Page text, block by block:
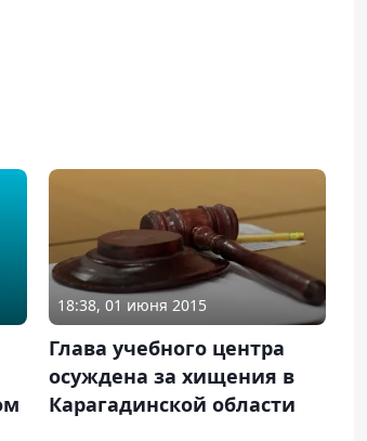
18:38, 01 июня 2015
Глава учебного центра
осуждена за хищения в
Карагадинской области